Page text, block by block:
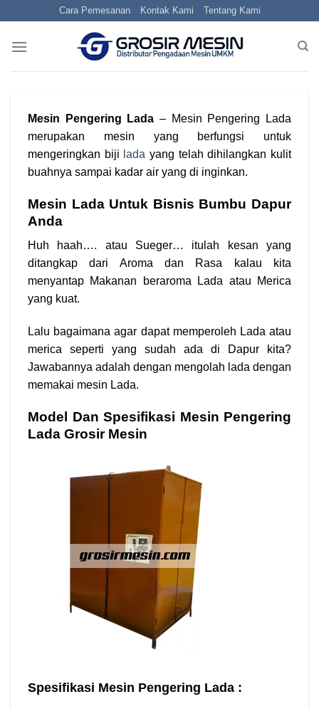
content
Cara Pemesanan Kontak Kami Tentang Kami
Mesin Pengering Lada – Mesin Pengering Lada
merupakan mesin yang berfungsi untuk
mengeringkan biji lada yang telah dihilangkan kulit
buahnya sampai kadar air yang di inginkan.
Mesin Lada Untuk Bisnis Bumbu Dapur
Anda
Huh haah…. atau Sueger… itulah kesan yang
ditangkap dari Aroma dan Rasa kalau kita
menyantap Makanan beraroma Lada atau Merica
yang kuat.
Lalu bagaimana agar dapat memperoleh Lada atau
merica seperti yang sudah ada di Dapur kita?
Jawabannya adalah dengan mengolah lada dengan
memakai mesin Lada.
Model Dan Spesifikasi Mesin Pengering
Lada Grosir Mesin
Spesifikasi Mesin Pengering Lada :